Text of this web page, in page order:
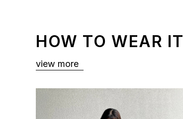
HOW TO WEAR IT
view more